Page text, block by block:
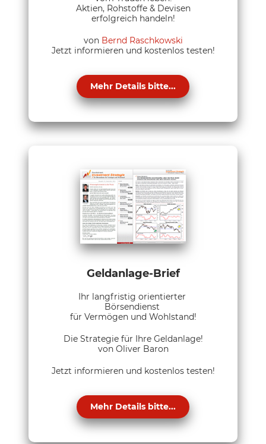
Aktien, Rohstoffe & Devisen
erfolgreich handeln!
von Bernd Raschkowski
Jetzt informieren und kostenlos testen!
Mehr Details bitte...
Geldanlage-Brief
Ihr langfristig orientierter
Börsendienst
für Vermögen und Wohlstand!
Die Strategie für Ihre Geldanlage!
von Oliver Baron
Jetzt informieren und kostenlos testen!
Mehr Details bitte...